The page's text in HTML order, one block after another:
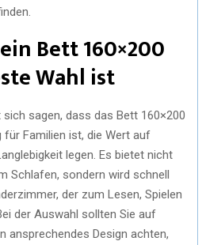
Bett 160×200
Wahl ist
sagen, dass das Bett 160×200
für Familien ist, die Wert auf
legen. Es bietet nicht
Schlafen, sondern wird schnell
der zum Lesen, Spielen
der Auswahl sollten Sie auf
ansprechendes Design achten,